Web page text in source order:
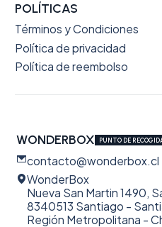
POLÍTICAS
Términos y Condiciones
Política de privacidad
Política de reembolso
WONDERBOX PUNTO DE
contacto@wonderbox.cl
WonderBox
Nueva San Martin 1490,
8340513 Santiago -
Región Metropolitana -